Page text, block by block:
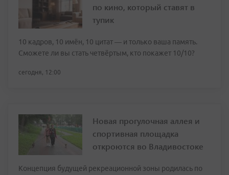
по кино, который ставят в
тупик
10 кадров, 10 имён, 10 цитат — и только ваша память.
Сможете ли вы стать четвёртым, кто покажет 10/10?
сегодня, 12:00
Новая прогулочная аллея и
спортивная площадка
откроются во Владивостоке
Концепция будущей рекреационной зоны родилась по